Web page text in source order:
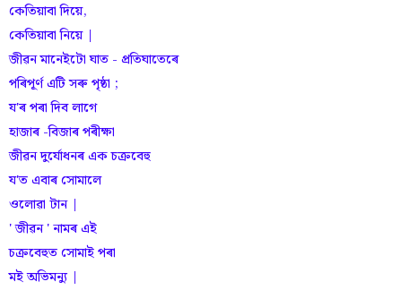
কেতিয়াবা দিয়ে,
কেতিয়াবা নিয়ে |
জীৱন মানেইটো ঘাত - প্ৰতিঘাতেৰে
পৰিপূৰ্ণ এটি সৰু পৃষ্ঠা ;
য'ৰ পৰা দিব লাগে
হাজাৰ -বিজাৰ পৰীক্ষা
জীৱন দুৰ্যোধনৰ এক চক্ৰবেহু
য'ত এবাৰ সোমালে
ওলোৱা টান |
' জীৱন ' নামৰ এই
চক্ৰবেহুত সোমাই পৰা
মই অভিমন্যু |